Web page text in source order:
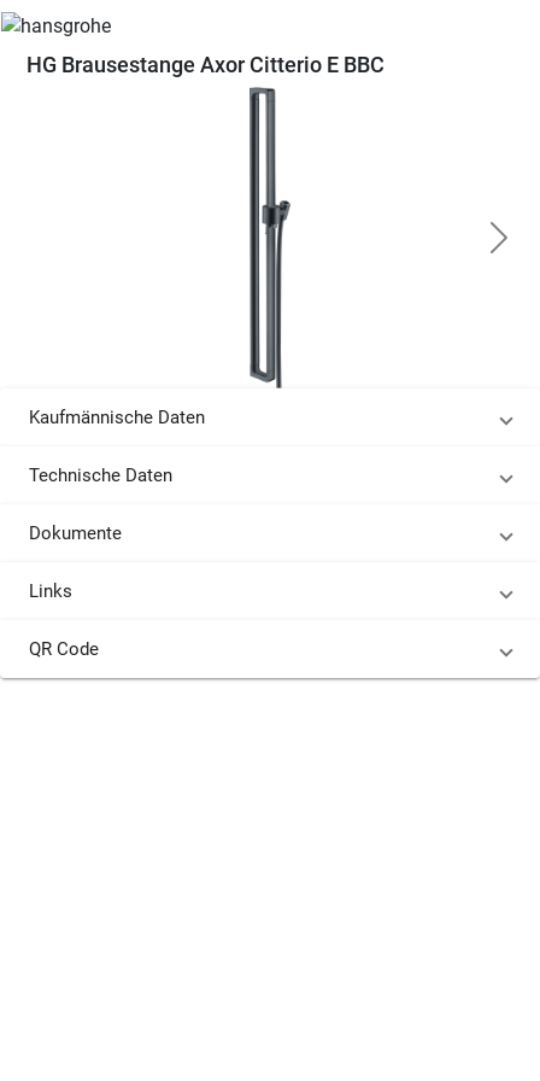
HG Brausestange Axor Citterio E BBC
Kaufmännische Daten
Technische Daten
Dokumente
Links
QR Code